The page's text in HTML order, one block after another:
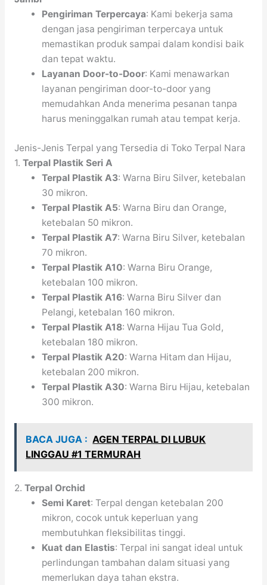
Pengiriman Terpercaya: Kami bekerja sama
dengan jasa pengiriman terpercaya untuk
memastikan produk sampai dalam kondisi baik
dan tepat waktu.
Layanan Door-to-Door: Kami menawarkan
layanan pengiriman door-to-door yang
memudahkan Anda menerima pesanan tanpa
harus meninggalkan rumah atau tempat kerja.
Jenis-Jenis Terpal yang Tersedia di Toko Terpal Nara
1. Terpal Plastik Seri A
Terpal Plastik A3: Warna Biru Silver, ketebalan
30 mikron.
Terpal Plastik A5: Warna Biru dan Orange,
ketebalan 50 mikron.
Terpal Plastik A7: Warna Biru Silver, ketebalan
70 mikron.
Terpal Plastik A10: Warna Biru Orange,
ketebalan 100 mikron.
Terpal Plastik A16: Warna Biru Silver dan
Pelangi, ketebalan 160 mikron.
Terpal Plastik A18: Warna Hijau Tua Gold,
ketebalan 180 mikron.
Terpal Plastik A20: Warna Hitam dan Hijau,
ketebalan 200 mikron.
Terpal Plastik A30: Warna Biru Hijau, ketebalan
300 mikron.
BACA JUGA : AGEN TERPAL DI LUBUK
LINGGAU #1 TERMURAH
2. Terpal Orchid
Semi Karet: Terpal dengan ketebalan 200
mikron, cocok untuk keperluan yang
membutuhkan fleksibilitas tinggi.
Kuat dan Elastis: Terpal ini sangat ideal untuk
perlindungan tambahan dalam situasi yang
memerlukan daya tahan ekstra.